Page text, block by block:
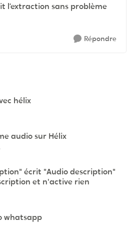
l’extraction sans problème
Répondre
hélix
audio sur Hélix
écrit "Audio description"
et n'active rien
whatsapp